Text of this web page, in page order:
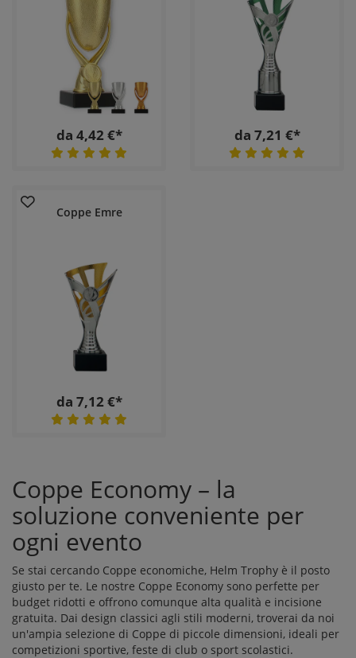
da 4,42 €* da 7,21 €*
Coppe Emre
da 7,12 €*
Coppe Economy – la
soluzione conveniente per
ogni evento
Se stai cercando Coppe economiche, Helm Trophy è il posto
giusto per te. Le nostre Coppe Economy sono perfette per
budget ridotti e offrono comunque alta qualità e incisione
gratuita. Dai design classici agli stili moderni, troverai da noi
un'ampia selezione di Coppe di piccole dimensioni, ideali per
competizioni sportive, feste di club o sport scolastici.